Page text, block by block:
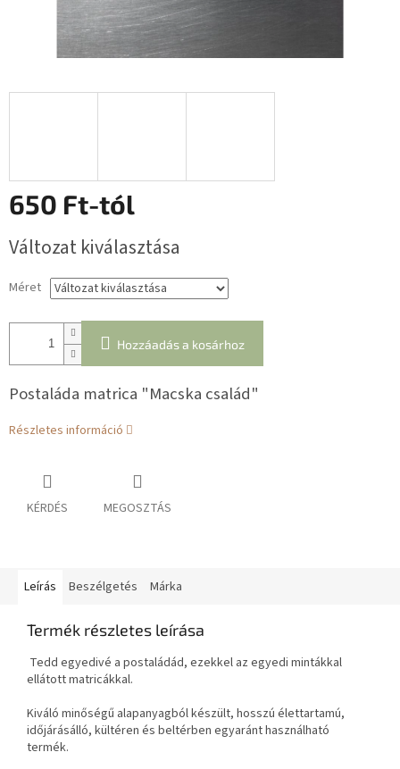
650 Ft-tól
Változat kiválasztása
Méret
Hozzáadás a kosárhoz
Postaláda matrica "Macska család"
Részletes információ
KÉRDÉS MEGOSZTÁS
Leírás Beszélgetés Márka
Termék részletes leírása
Tedd egyedivé a postaládád, ezekkel az egyedi mintákkal
ellátott matricákkal.
Kiváló minőségű alapanyagból készült, hosszú élettartamú,
időjárásálló, kültéren és beltérben egyaránt használható
termék.